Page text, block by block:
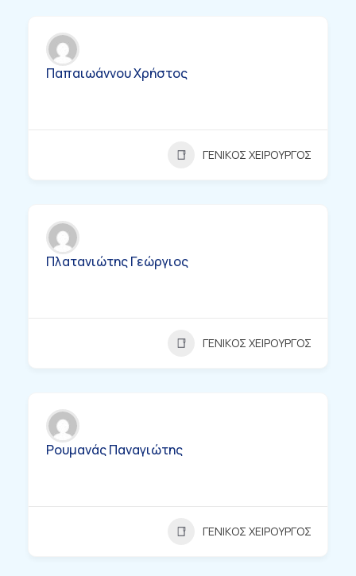
Παπαιωάννου Χρήστος
ΓΕΝΙΚΟΣ ΧΕΙΡΟΥΡΓΟΣ
Πλατανιώτης Γεώργιος
ΓΕΝΙΚΟΣ ΧΕΙΡΟΥΡΓΟΣ
Ρουμανάς Παναγιώτης
ΓΕΝΙΚΟΣ ΧΕΙΡΟΥΡΓΟΣ